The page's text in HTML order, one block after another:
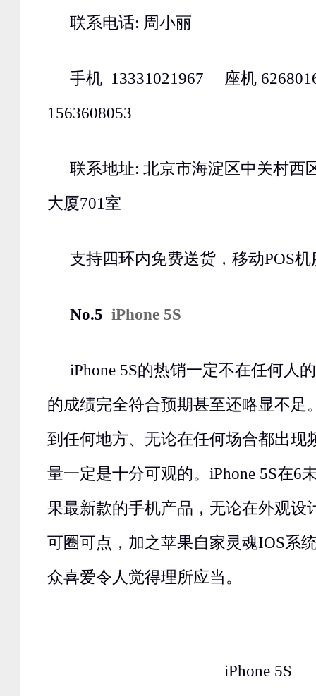
联系电话: 周小丽
手机 13331021967 座机
1563608053
联系地址: 北京市海淀区中关村西
大厦701室
支持四环内免费送货，移动POS机
No.5 iPhone 5S
iPhone 5S的热销一定不在任何人
的成绩完全符合预期甚至还略显不足
到任何地方、无论在任何场合都出现
量一定是十分可观的。iPhone 5S在6
果最新款的手机产品，无论在外观设
可圈可点，加之苹果自家灵魂IOS系
众喜爱令人觉得理所应当。
iPhone 5S